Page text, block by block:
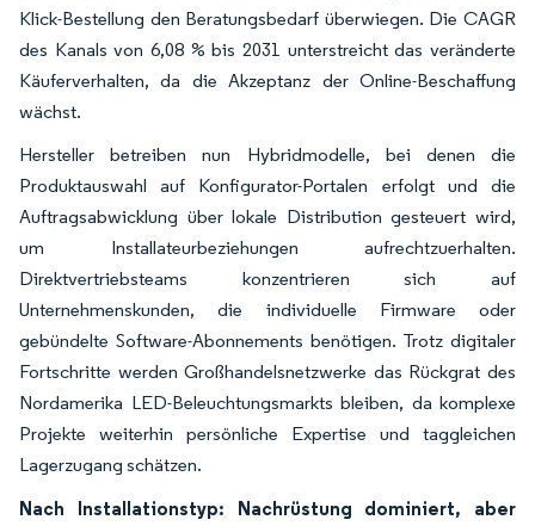
Klick-Bestellung den Beratungsbedarf überwiegen. Die CAGR
des Kanals von 6,08 % bis 2031 unterstreicht das veränderte
Käuferverhalten, da die Akzeptanz der Online-Beschaffung
wächst.
Hersteller betreiben nun Hybridmodelle, bei denen die
Produktauswahl auf Konfigurator-Portalen erfolgt und die
Auftragsabwicklung über lokale Distribution gesteuert wird,
um Installateurbeziehungen aufrechtzuerhalten.
Direktvertriebsteams konzentrieren sich auf
Unternehmenskunden, die individuelle Firmware oder
gebündelte Software-Abonnements benötigen. Trotz digitaler
Fortschritte werden Großhandelsnetzwerke das Rückgrat des
Nordamerika LED-Beleuchtungsmarkts bleiben, da komplexe
Projekte weiterhin persönliche Expertise und taggleichen
Lagerzugang schätzen.
Nach Installationstyp: Nachrüstung dominiert, aber